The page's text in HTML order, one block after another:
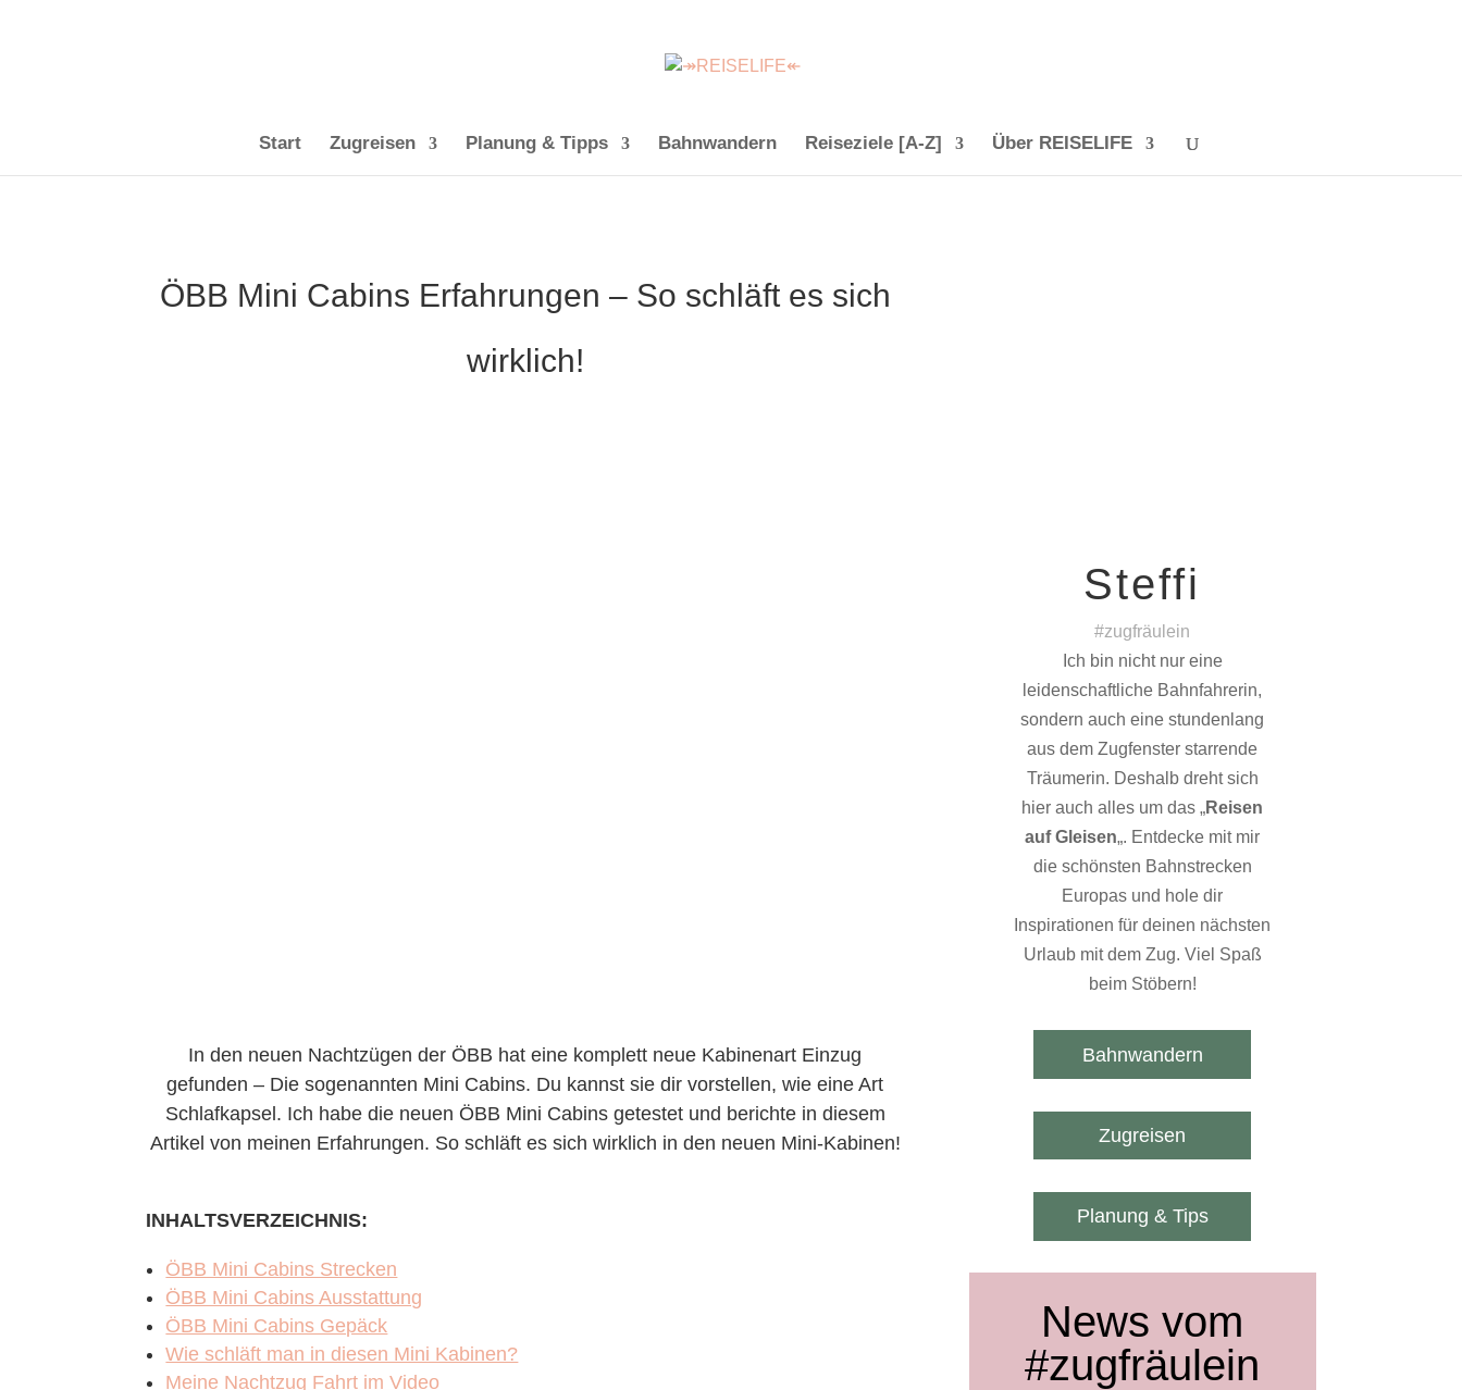
Start Zugreisen Planung & Tipps Bahnwandern Reiseziele [A-Z] Über REISELIFE
ÖBB Mini Cabins Erfahrungen – So schläft es sich
wirklich!
In den neuen Nachtzügen der ÖBB hat eine komplett neue Kabinenart Einzug
gefunden – Die sogenannten Mini Cabins. Du kannst sie dir vorstellen, wie eine Art
Schlafkapsel. Ich habe die neuen ÖBB Mini Cabins getestet und berichte in diesem
Artikel von meinen Erfahrungen. So schläft es sich wirklich in den neuen Mini-Kabinen!
INHALTSVERZEICHNIS:
ÖBB Mini Cabins Strecken
ÖBB Mini Cabins Ausstattung
ÖBB Mini Cabins Gepäck
Wie schläft man in diesen Mini Kabinen?
Meine Nachtzug Fahrt im Video
Steffi
#zugfräulein
Ich bin nicht nur eine
leidenschaftliche Bahnfahrerin,
sondern auch eine stundenlang
aus dem Zugfenster starrende
Träumerin. Deshalb dreht sich
hier auch alles um das „Reisen
auf Gleisen„. Entdecke mit mir
die schönsten Bahnstrecken
Europas und hole dir
Inspirationen für deinen nächsten
Urlaub mit dem Zug. Viel Spaß
beim Stöbern!
Bahnwandern
Zugreisen
Planung & Tips
News vom
#zugfräulein